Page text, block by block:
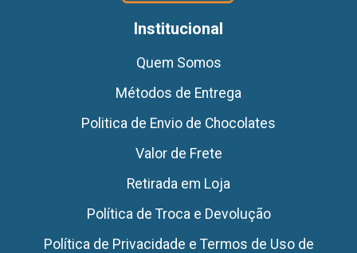
Institucional
Quem Somos
Métodos de Entrega
Politica de Envio de Chocolates
Valor de Frete
Retirada em Loja
Política de Troca e Devolução
Política de Privacidade e Termos de Uso de